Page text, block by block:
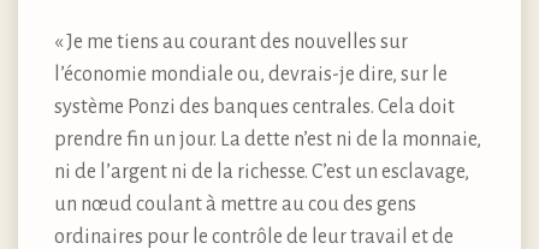
« Je me tiens au courant des nouvelles sur
l’économie mondiale ou, devrais-je dire, sur le
système Ponzi des banques centrales. Cela doit
prendre fin un jour. La dette n’est ni de la monnaie,
ni de l’argent ni de la richesse. C’est un esclavage,
un nœud coulant à mettre au cou des gens
ordinaires pour le contrôle de leur travail et de